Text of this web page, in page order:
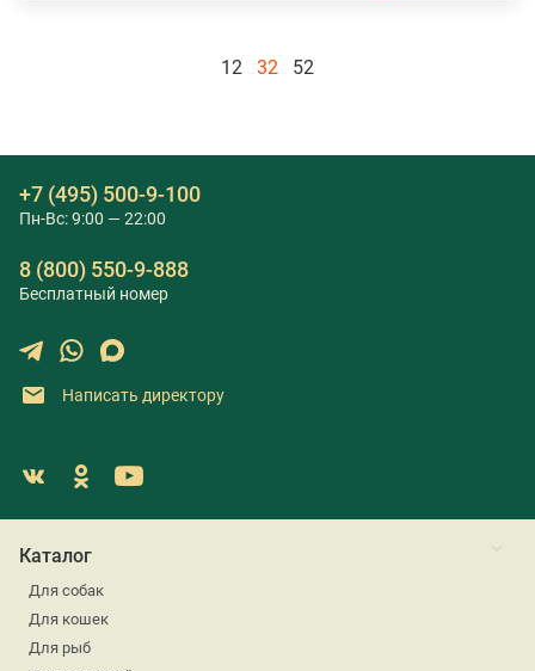
12 32 52
+7 (495) 500-9-100
Пн-Вс: 9:00 — 22:00
8 (800) 550-9-888
Бесплатный номер
Написать директору
Каталог
Для собак
Для кошек
Для рыб